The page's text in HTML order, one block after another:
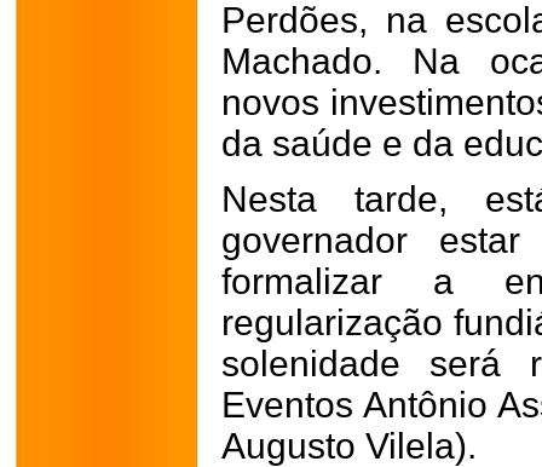
Perdões, na
Machado. Na
novos
da saúde e da
Nesta tarde,
governador
formalizar a
regularização
solenidade será
Eventos Antônio
Augusto Vilela).